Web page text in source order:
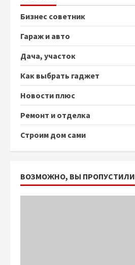
Бизнес советник
Гараж и авто
Дача, участок
Как выбрать гаджет
Новости плюс
Ремонт и отделка
Строим дом сами
ВОЗМОЖНО, ВЫ ПРОПУСТИЛИ